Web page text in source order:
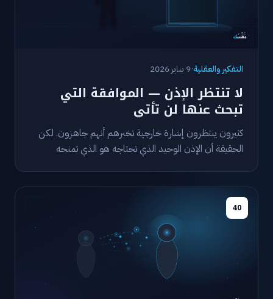
التفكير والعقلية·9 يناير 2026
لا تنتظر الإذن — الموافقة التي
تبحث عنها لن تأتي
كثيرون ينتظرون إشارة خارجية تخبرهم أنهم جاهزون. لكن
الحقيقة أن الإذن الوحيد الذي تحتاجه هو الذي تمنحه
40